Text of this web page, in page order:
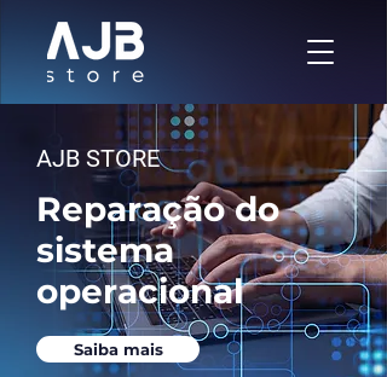
AJB STORE
Reparação do
sistema
operacional
Saiba mais